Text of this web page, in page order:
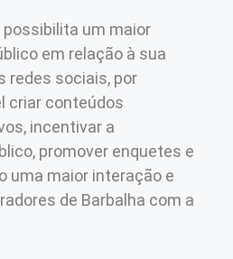
um maior
em relação à sua
redes sociais, por
criar conteúdos
incentivar a
promover enquetes e
uma maior interação e
de Barbalha com a